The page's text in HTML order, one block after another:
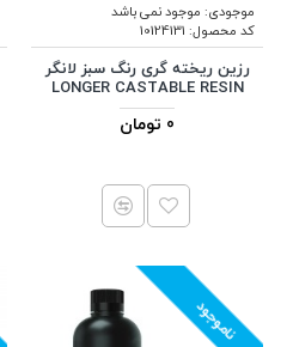
موجودی: موجود نمی باشد
کد محصول: 10124131
رزین ریخته گری رنگ سبز لانگر
LONGER CASTABLE RESIN
0 تومان
ناموجود